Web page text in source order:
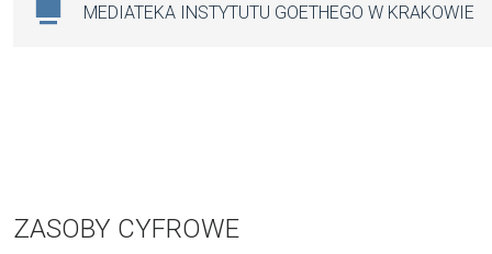
MEDIATEKA INSTYTUTU GOETHEGO W KRAKOWIE
ZASOBY CYFROWE